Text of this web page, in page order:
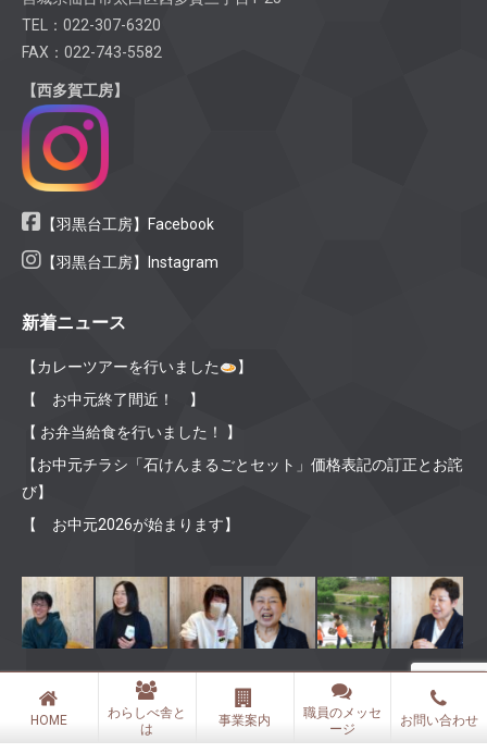
TEL：022-307-6320
FAX：022-743-5582
【西多賀工房】
【羽黒台工房】Facebook
【羽黒台工房】Instagram
新着ニュース
【カレーツアーを行いました
】
【 お中元終了間近！ 】
【 お弁当給食を行いました！ 】
【お中元チラシ「石けんまるごとセット」価格表記の訂正とお詫
び】
【 お中元2026が始まります】
Ⓒ 2019 社会福祉法人 わらしべ舎 All rights reserved.
HOME
わらしべ舎と
は
事業案内
職員のメッセ
ージ
お問い合わせ